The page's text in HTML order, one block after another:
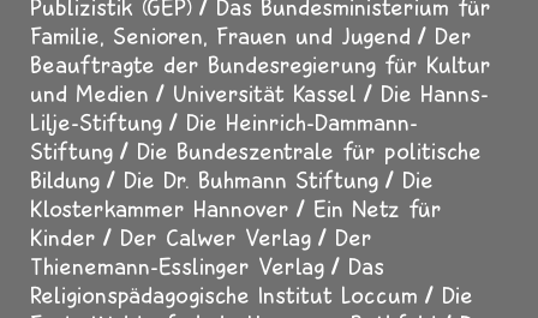
Publizistik (GEP)
Das Bundesministerium für
Familie, Senioren, Frauen und Jugend
Der
Beauftragte der Bundesregierung für Kultur
und Medien
Universität Kassel
Die Hanns-
Lilje-Stiftung
Die Heinrich-Dammann-
Stiftung
Die Bundeszentrale für politische
Bildung
Die Dr. Buhmann Stiftung
Die
Klosterkammer Hannover
Ein Netz für
Kinder
Der Calwer Verlag
Der
Thienemann-Esslinger Verlag
Das
Religionspädagogische Institut Loccum
Die